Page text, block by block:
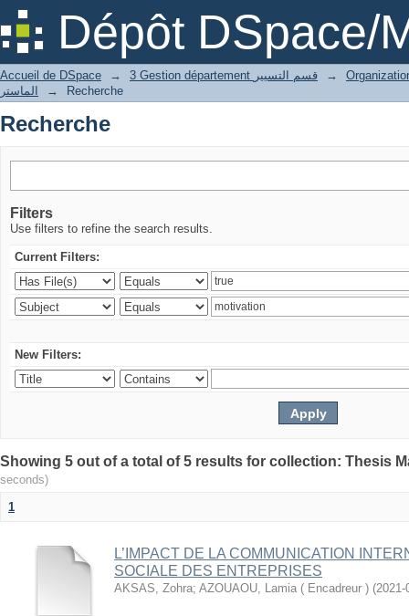
Dépôt DSpace/
Recherche
Accueil de DSpace → 3 Gestion département قسم التسيير
→
الماستر
→ Recherche
Recherche
Filters
Use filters to refine the search results.
Current Filters:
New Filters:
seconds)
1
L’IMPACT DE LA COMMUNICATION
SOCIALE DES ENTREPRISES
AKSAS, Zohra; AZOUAOU, Lamia ( Encadreur ) (2021-